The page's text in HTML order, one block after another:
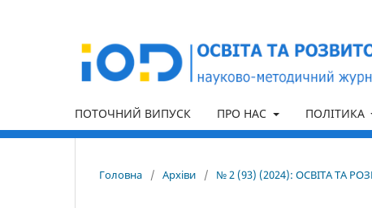
ПОТОЧНИЙ ВИПУСК ПРО НАС ПОЛІТИКА
Головна / Архіви / № 2 (93) (2024): ОСВІТА ТА